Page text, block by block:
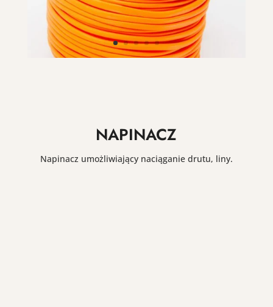
NAPINACZ
Napinacz umożliwiający naciąganie drutu, liny.